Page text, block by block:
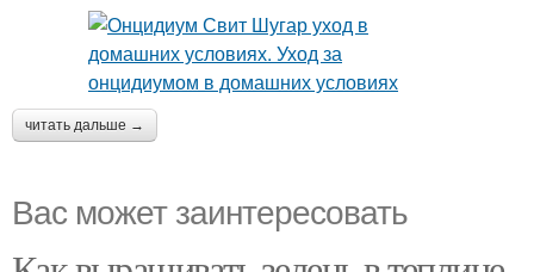
читать дальше →
Вас может заинтересовать